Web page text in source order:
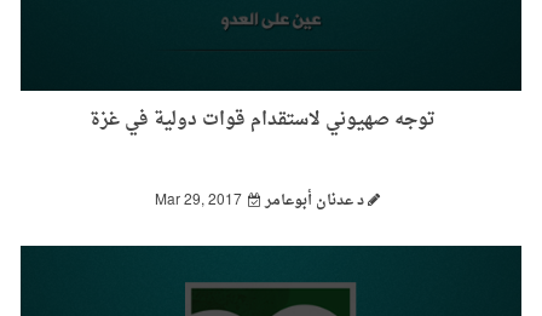
توجه صهيوني لاستقدام قوات دولية في غزة
د عدنان أبوعامر Mar 29, 2017